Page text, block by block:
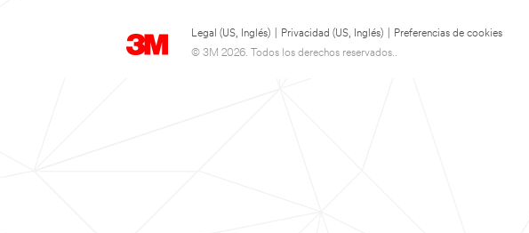
Legal (US, Inglés) Privacidad (US, Inglés)
Preferencias de cookies
© 3M 2026. Todos los derechos reservados..